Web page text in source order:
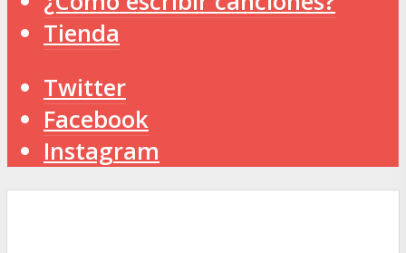
Tienda
Twitter
Facebook
Instagram